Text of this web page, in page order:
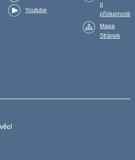
Youtube
o
přístupnosti
Mapa
Stránek